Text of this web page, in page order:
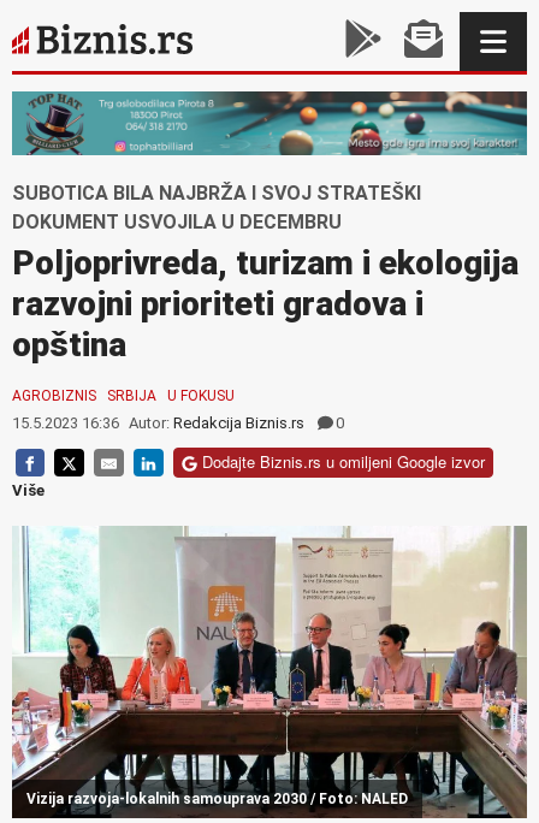
SUBOTICA BILA NAJBRŽA I SVOJ STRATEŠKI
DOKUMENT USVOJILA U DECEMBRU
Poljoprivreda, turizam i ekologija
razvojni prioriteti gradova i
opština
AGROBIZNIS SRBIJA U FOKUSU
15.5.2023 16:36 Autor: Redakcija Biznis.rs 0
Dodajte Biznis.rs u omiljeni Google izvor
Više
Vizija razvoja-lokalnih samouprava 2030 / Foto: NALED